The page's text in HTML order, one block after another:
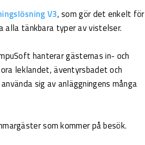
V3, som gör det enkelt för
alla tänkbara typer av vistelser.
hanterar gästernas in- och
leklandet, äventyrsbadet och
sig av anläggningens många
som kommer på besök.